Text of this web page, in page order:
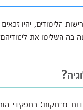
הלימודים, יהיו
בה השלימו את
מרתקות: בתפקידי